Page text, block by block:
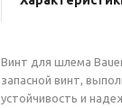
Винт для шлема
запасной винт,
устойчивость и